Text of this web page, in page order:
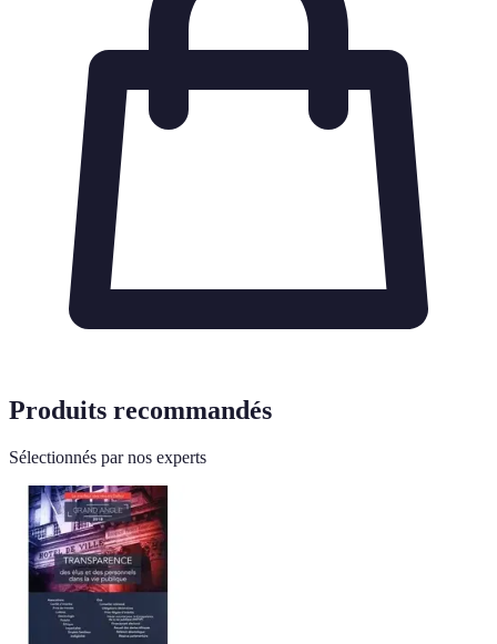
Produits recommandés
Sélectionnés par nos experts